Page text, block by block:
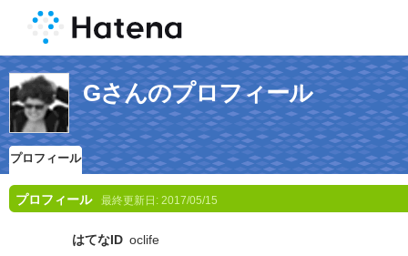
Gさんのプロフィール
プロフィール
プロフィール 最終更新日: 2017/05/15
はてなID oclife